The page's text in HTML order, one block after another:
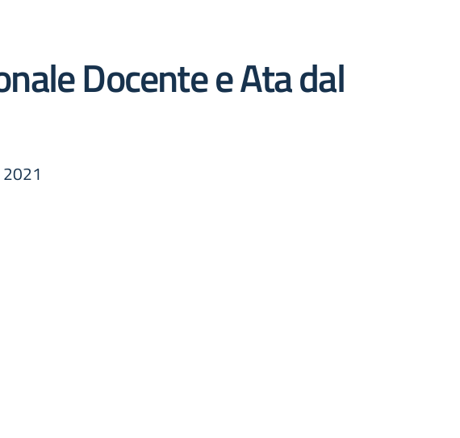
Docente e Ata dal